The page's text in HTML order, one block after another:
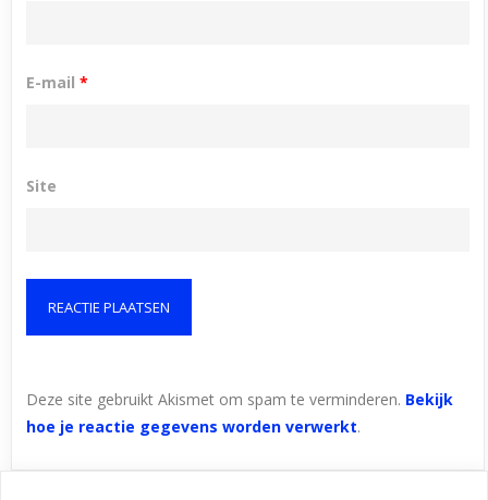
E-mail*
Site
Deze site gebruikt Akismet om spam te verminderen. Bekijk
hoe je reactie gegevens worden verwerkt.